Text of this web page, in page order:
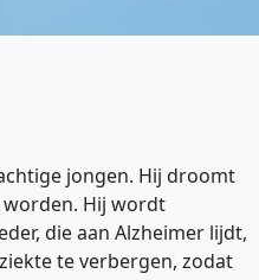
jongen. Hij droomt
Hij wordt
die aan Alzheimer lijdt,
te verbergen, zodat